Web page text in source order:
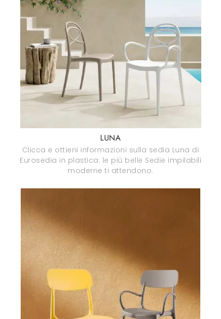
LUNA
Clicca e ottieni informazioni sulla sedia Luna di
Eurosedia in plastica: le più belle Sedie impilabili
moderne ti attendono.